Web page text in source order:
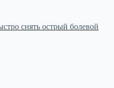
снять острый болевой